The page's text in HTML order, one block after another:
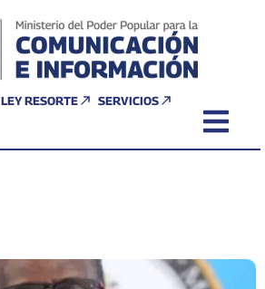
LEY RESORTE SERVICIOS